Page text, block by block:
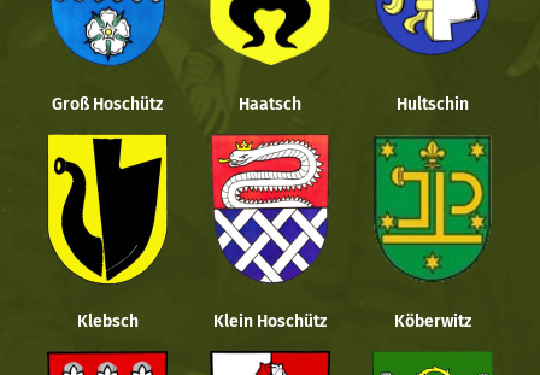
Groß Hoschütz Haatsch Hultschin
Klebsch Klein Hoschütz Köberwitz